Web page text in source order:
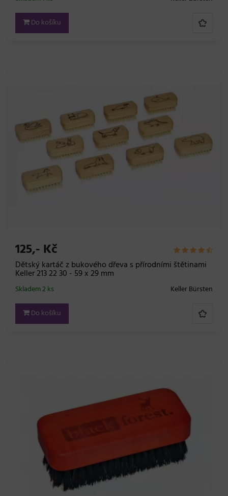
Do košíku
125,- Kč
Dětský kartáč z bukového dřeva s přírodními štětinami
Keller 213 22 30 - 59 x 29 mm
Keller Bürsten
Skladem 2 ks
Do košíku